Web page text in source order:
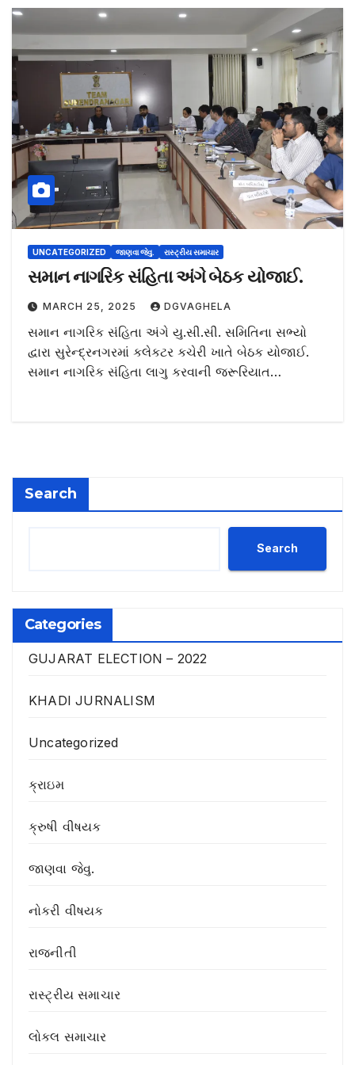
UNCATEGORIZED જાણવા જેવુ. રાસ્ટ્રીય સમાચાર
સમાન નાગરિક સંહિતા અંગે બેઠક યોજાઈ.
MARCH 25, 2025 DGVAGHELA
સમાન નાગરિક સંહિતા અંગે યુ.સી.સી. સમિતિના સભ્યો
દ્વારા સુરેન્દ્રનગરમાં કલેકટર કચેરી ખાતે બેઠક યોજાઈ.
સમાન નાગરિક સંહિતા લાગુ કરવાની જરૂરિયાત…
Search
Search
Categories
GUJARAT ELECTION – 2022
KHADI JURNALISM
Uncategorized
ક્રાઇમ
ક્રુષી વીષયક
જાણવા જેવુ.
નોકરી વીષયક
રાજનીતી
રાસ્ટ્રીય સમાચાર
લોકલ સમાચાર